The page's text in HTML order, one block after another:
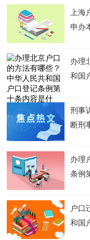
上
申办
办理
和国
刑事
断刑
办理
条例
户口
和国